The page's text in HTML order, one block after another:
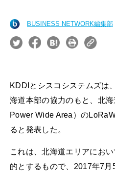
BUSINESS NETWORK編集部
KDDIとシスコシステムズは
海道本部の協力のもと、北
Power Wide Area）の
ると発表した。
これは、北海道エリアにお
的とするもので、2017年7